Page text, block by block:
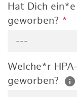
Hat Dich
geworben? *
---
Welche*r
geworben?